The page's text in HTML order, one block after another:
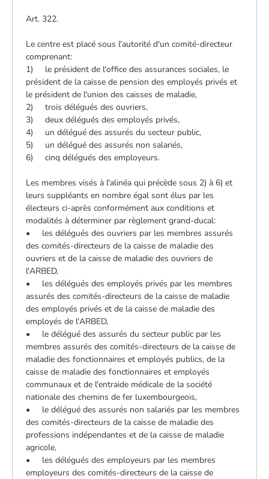
Art. 322.
Le centre est placé sous l'autorité d'un comité-directeur
comprenant:
1) le président de l'office des assurances sociales, le
président de la caisse de pension des employés privés et
le président de l'union des caisses de maladie,
2) trois délégués des ouvriers,
3) deux délégués des employés privés,
4) un délégué des assurés du secteur public,
5) un délégué des assurés non salariés,
6) cinq délégués des employeurs.
Les membres visés à l'alinéa qui précède sous 2) à 6) et
leurs suppléants en nombre égal sont élus par les
électeurs ci-après conformément aux conditions et
modalités à déterminer par règlement grand-ducal:
• les délégués des ouvriers par les membres assurés
des comités-directeurs de la caisse de maladie des
ouvriers et de la caisse de maladie des ouvriers de
l'ARBED,
• les délégués des employés privés par les membres
assurés des comités-directeurs de la caisse de maladie
des employés privés et de la caisse de maladie des
employés de l'ARBED,
• le délégué des assurés du secteur public par les
membres assurés des comités-directeurs de la caisse de
maladie des fonctionnaires et employés publics, de la
caisse de maladie des fonctionnaires et employés
communaux et de l'entraide médicale de la société
nationale des chemins de fer luxembourgeois,
• le délégué des assurés non salariés par les membres
des comités-directeurs de la caisse de maladie des
professions indépendantes et de la caisse de maladie
agricole,
• les délégués des employeurs par les membres
employeurs des comités-directeurs de la caisse de